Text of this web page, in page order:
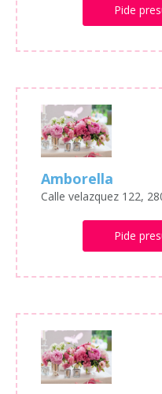
Pide
Amborella
Calle velazquez 122,
Pide